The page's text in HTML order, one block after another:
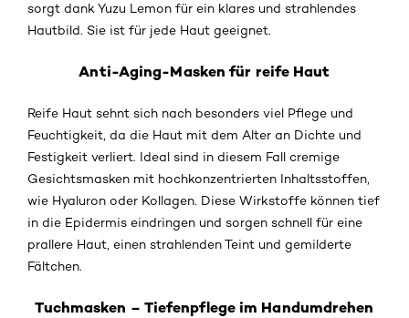
sorgt dank Yuzu Lemon für ein klares und strahlendes
Hautbild. Sie ist für jede Haut geeignet.
Anti-Aging-Masken für reife Haut
Reife Haut sehnt sich nach besonders viel Pflege und
Feuchtigkeit, da die Haut mit dem Alter an Dichte und
Festigkeit verliert. Ideal sind in diesem Fall cremige
Gesichtsmasken mit hochkonzentrierten Inhaltsstoffen,
wie Hyaluron oder Kollagen. Diese Wirkstoffe können tief
in die Epidermis eindringen und sorgen schnell für eine
prallere Haut, einen strahlenden Teint und gemilderte
Fältchen.
Tuchmasken – Tiefenpflege im Handumdrehen